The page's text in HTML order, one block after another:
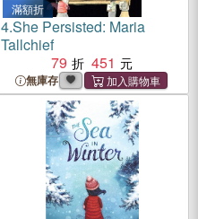
滿額折
4.She Persisted: Maria
Tallchief
79
451
無庫存